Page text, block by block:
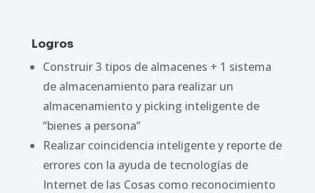
Logros
Construir 3 tipos de almacenes + 1 sistema
de almacenamiento para realizar un
almacenamiento y picking inteligente de
“bienes a persona”
Realizar coincidencia inteligente y reporte de
errores con la ayuda de tecnologías de
Internet de las Cosas como reconocimiento